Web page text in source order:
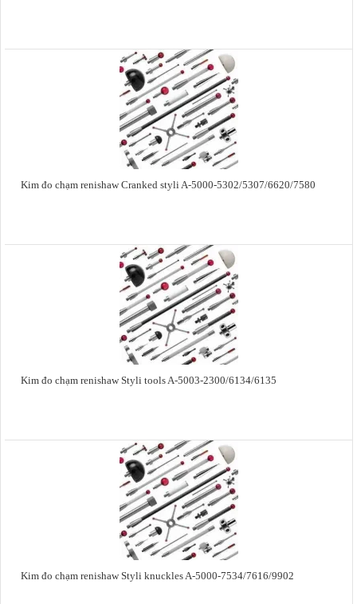
Kim đo chạm renishaw Cranked styli A-5000-5302/5307/6620/7580
Kim đo chạm renishaw Styli tools A-5003-2300/6134/6135
Kim đo chạm renishaw Styli knuckles A-5000-7534/7616/9902